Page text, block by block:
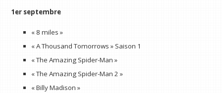
1er septembre
« 8 miles »
« A Thousand Tomorrows » Saison 1
« The Amazing Spider-Man »
« The Amazing Spider-Man 2 »
« Billy Madison »